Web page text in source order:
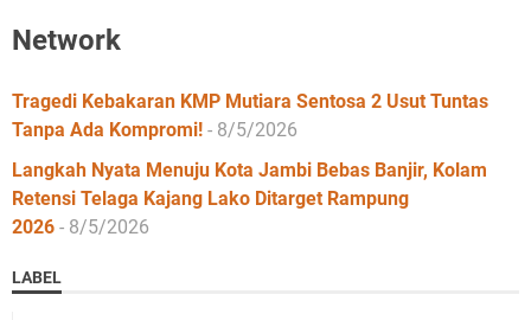
Network
Tragedi Kebakaran KMP Mutiara Sentosa 2 Usut Tuntas
Tanpa Ada Kompromi! - 8/5/2026
Langkah Nyata Menuju Kota Jambi Bebas Banjir, Kolam
Retensi Telaga Kajang Lako Ditarget Rampung
2026 - 8/5/2026
LABEL